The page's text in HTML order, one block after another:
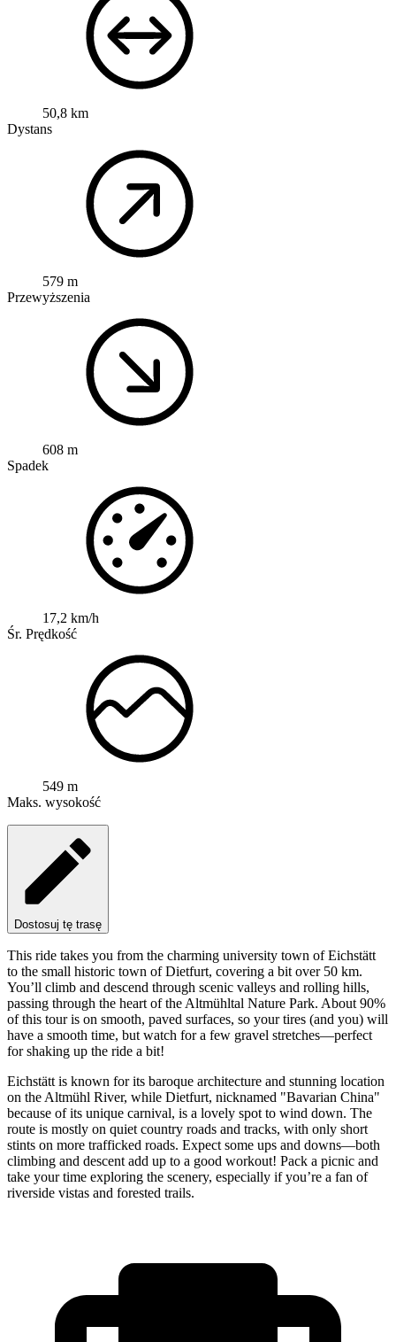
50,8 km
Dystans
579 m
Przewyższenia
608 m
Spadek
17,2 km/h
Śr. Prędkość
549 m
Maks. wysokość
Dostosuj tę trasę
This ride takes you from the charming university town of Eichstätt
to the small historic town of Dietfurt, covering a bit over 50 km.
You’ll climb and descend through scenic valleys and rolling hills,
passing through the heart of the Altmühltal Nature Park. About 90%
of this tour is on smooth, paved surfaces, so your tires (and you) will
have a smooth time, but watch for a few gravel stretches—perfect
for shaking up the ride a bit!
Eichstätt is known for its baroque architecture and stunning location
on the Altmühl River, while Dietfurt, nicknamed "Bavarian China"
because of its unique carnival, is a lovely spot to wind down. The
route is mostly on quiet country roads and tracks, with only short
stints on more trafficked roads. Expect some ups and downs—both
climbing and descent add up to a good workout! Pack a picnic and
take your time exploring the scenery, especially if you’re a fan of
riverside vistas and forested trails.